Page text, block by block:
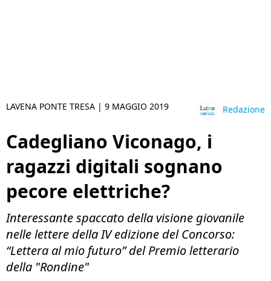
LAVENA PONTE TRESA | 9 MAGGIO 2019 Redazione
Cadegliano Viconago, i
ragazzi digitali sognano
pecore elettriche?
Interessante spaccato della visione giovanile
nelle lettere della IV edizione del Concorso:
“Lettera al mio futuro” del Premio letterario
della "Rondine"